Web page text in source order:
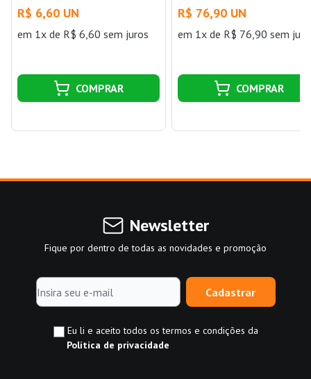
Frontec
R$ 6,60 UN
em 1x de R$ 6,60 sem juros
COMPRAR
Frontec
R$ 76,90 UN
em 1x de R$ 76,90 sem
COMPRAR
Newsletter
Fique por dentro de todas as novidades e promoção
Cadastrar
Eu li e aceito todos os termos e condições da
Política de privacidade